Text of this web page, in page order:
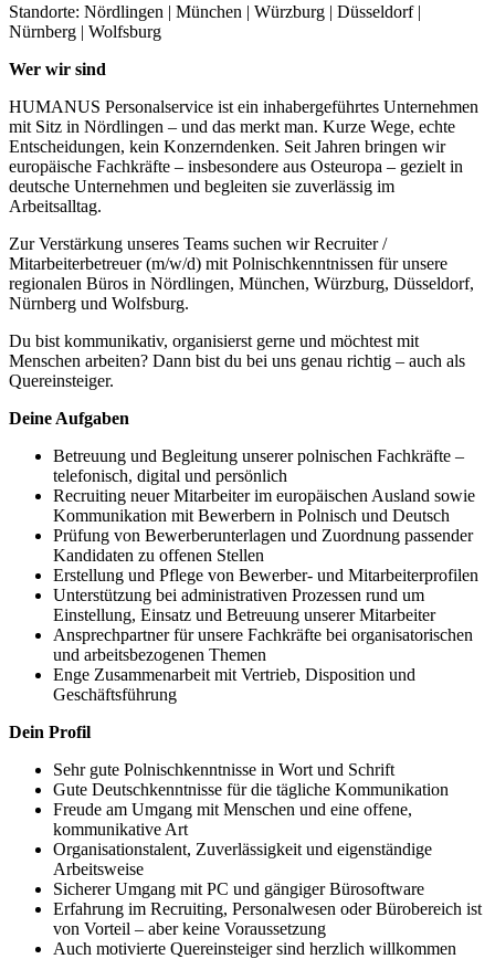
Standorte: Nördlingen | München | Würzburg | Düsseldorf |
Nürnberg | Wolfsburg
Wer wir sind
HUMANUS Personalservice ist ein inhabergeführtes Unternehmen
mit Sitz in Nördlingen – und das merkt man. Kurze Wege, echte
Entscheidungen, kein Konzerndenken. Seit Jahren bringen wir
europäische Fachkräfte – insbesondere aus Osteuropa – gezielt in
deutsche Unternehmen und begleiten sie zuverlässig im
Arbeitsalltag.
Zur Verstärkung unseres Teams suchen wir Recruiter /
Mitarbeiterbetreuer (m/w/d) mit Polnischkenntnissen für unsere
regionalen Büros in Nördlingen, München, Würzburg, Düsseldorf,
Nürnberg und Wolfsburg.
Du bist kommunikativ, organisierst gerne und möchtest mit
Menschen arbeiten? Dann bist du bei uns genau richtig – auch als
Quereinsteiger.
Deine Aufgaben
Betreuung und Begleitung unserer polnischen Fachkräfte –
telefonisch, digital und persönlich
Recruiting neuer Mitarbeiter im europäischen Ausland sowie
Kommunikation mit Bewerbern in Polnisch und Deutsch
Prüfung von Bewerberunterlagen und Zuordnung passender
Kandidaten zu offenen Stellen
Erstellung und Pflege von Bewerber- und Mitarbeiterprofilen
Unterstützung bei administrativen Prozessen rund um
Einstellung, Einsatz und Betreuung unserer Mitarbeiter
Ansprechpartner für unsere Fachkräfte bei organisatorischen
und arbeitsbezogenen Themen
Enge Zusammenarbeit mit Vertrieb, Disposition und
Geschäftsführung
Dein Profil
Sehr gute Polnischkenntnisse in Wort und Schrift
Gute Deutschkenntnisse für die tägliche Kommunikation
Freude am Umgang mit Menschen und eine offene,
kommunikative Art
Organisationstalent, Zuverlässigkeit und eigenständige
Arbeitsweise
Sicherer Umgang mit PC und gängiger Bürosoftware
Erfahrung im Recruiting, Personalwesen oder Bürobereich ist
von Vorteil – aber keine Voraussetzung
Auch motivierte Quereinsteiger sind herzlich willkommen